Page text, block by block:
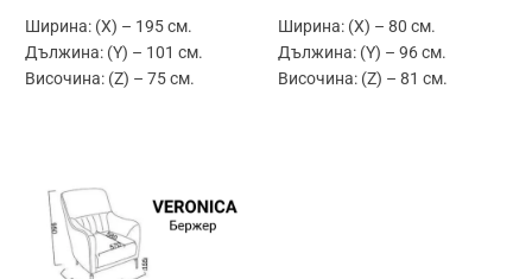
Ширина: (X) – 195 см.
Дължина: (Y) – 101 см.
Височина: (Z) – 75 см.
Ширина: (X) – 80 см.
Дължина: (Y) – 96 см.
Височина: (Z) – 81 см.